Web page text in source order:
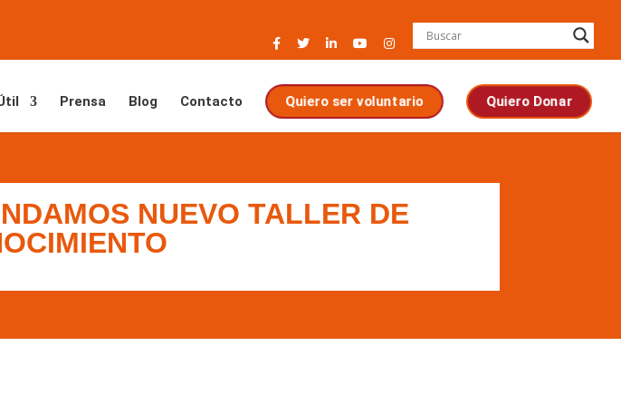
Prensa Blog Contacto Quiero ser voluntario Quiero Donar
NUEVO TALLER DE